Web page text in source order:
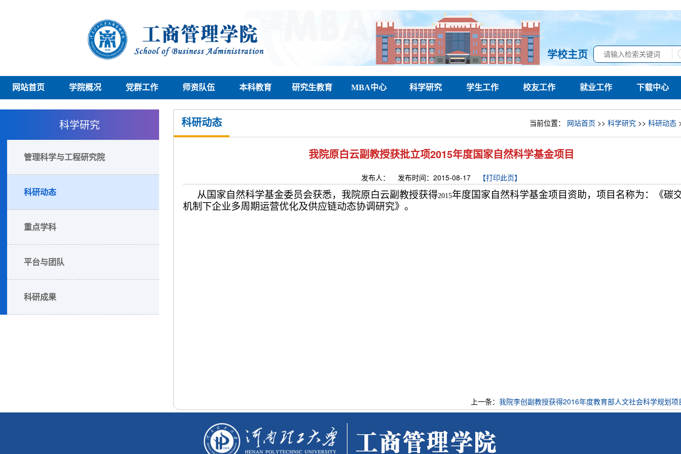
学校主页
网站首页 学院概况 党群工作 师资队伍 本科教育 研究生教育 MBA中心 科学研究 学生工作 校友工作 就业工作 下载中心
科学研究
管理科学与工程研究院
科研动态
重点学科
平台与团队
科研成果
科研动态 当前位置： 网站首页 >> 科学研究 >> 科研动态
我院原白云副教授获批立项2015年度国家自然科学基金项目
发布人： 发布时间：2015-08-17 【打印此页】
从国家自然科学基金委员会获悉，我院原白云副教授获得2015年度国家自然科学基金项目资助，项目名称为：《碳
机制下企业多周期运营优化及供应链动态协调研究》。
上一条： 我院李创副教授获得2016年度教育部人文社会科学规划项